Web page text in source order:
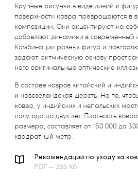
Крупные рисунки в виде линий и
поверхности ковра превращаются в
композиции. Они акцентируют на
добавляют динамики в современный
Комбинации разных фигур и
задают ритмическую основу
него оригинальные оптические
В составе ковров китайский и
и новозеландская шерсть. На то,
ковер, у индийских и непальских
полугода до двух лет. Плотность
размера, составляет от 150 000 до
квадратный метр.
Рекомендации по уходу за
PDF — 265 Кб